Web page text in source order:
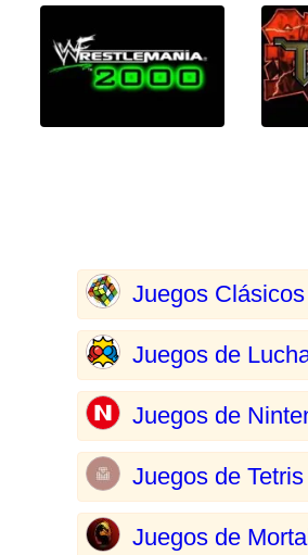
Juegos Clásicos
Juegos de
Juegos de
Juegos de Tetris
Juegos de